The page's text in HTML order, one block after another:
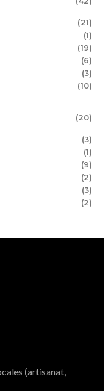
(21)
(1)
(19)
(6)
(3)
(10)
(20)
(3)
(1)
(9)
(2)
(3)
(2)
(artisanat,